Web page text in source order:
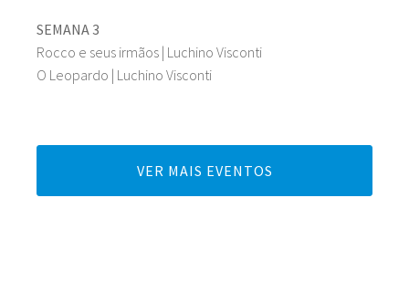
SEMANA 3
Rocco e seus irmãos | Luchino Visconti
O Leopardo | Luchino Visconti
VER MAIS EVENTOS